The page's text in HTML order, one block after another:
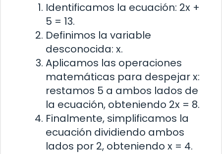
Identificamos la ecuación: 2x +
5 = 13.
Definimos la variable
desconocida: x.
Aplicamos las operaciones
matemáticas para despejar x:
restamos 5 a ambos lados de
la ecuación, obteniendo 2x = 8.
Finalmente, simplificamos la
ecuación dividiendo ambos
lados por 2, obteniendo x = 4.